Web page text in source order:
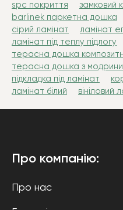
spc покриття замковий
barlinek паркетна дошка
сірий ламінат
ламінат
ламінат під теплу підлогу
терасна дошка
терасна дошка з модрини
підкладка під ламінат
ламінат білий
вініловий
Про компанію:
Про нас